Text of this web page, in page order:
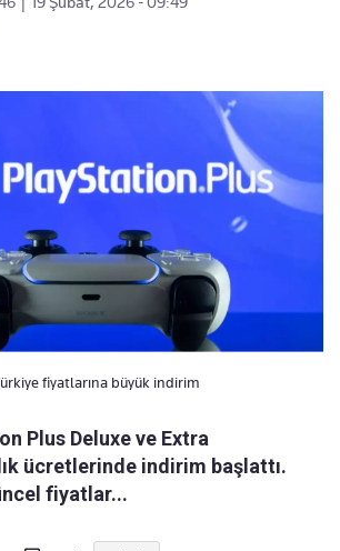
fiyatlarına büyük indirim
Plus Deluxe ve Extra
ücretlerinde indirim başlattı.
fiyatlar...